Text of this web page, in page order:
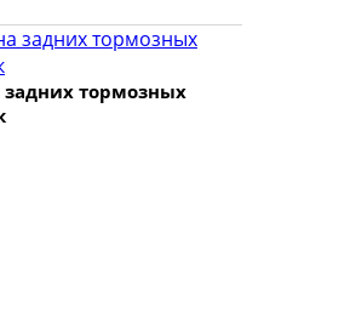
тормозных